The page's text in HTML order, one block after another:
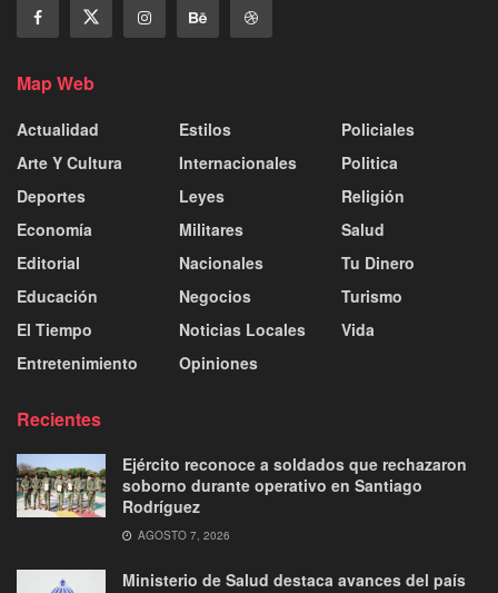
Map Web
Actualidad
Arte Y Cultura
Deportes
Economía
Editorial
Educación
El Tiempo
Entretenimiento
Estilos
Internacionales
Leyes
Militares
Nacionales
Negocios
Noticias Locales
Opiniones
Policiales
Politica
Religión
Salud
Tu Dinero
Turismo
Vida
Recientes
Ejército reconoce a soldados que rechazaron
soborno durante operativo en Santiago
Rodríguez
AGOSTO 7, 2026
Ministerio de Salud destaca avances del país